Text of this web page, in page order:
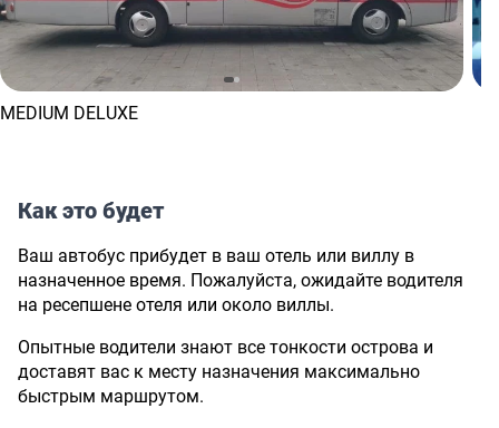
MEDIUM DELUXE
Как это будет
Ваш автобус прибудет в ваш отель или виллу в
назначенное время. Пожалуйста, ожидайте водителя
на ресепшене отеля или около виллы.
Опытные водители знают все тонкости острова и
доставят вас к месту назначения максимально
быстрым маршрутом.